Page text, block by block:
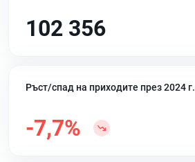
102 356
Ръст/спад на приходите през 2024 г.
-7,7%